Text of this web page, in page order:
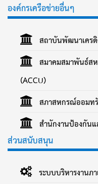
องค์กรเครือข่ายอื่นๆ
สถาบันพัฒนาเคร
สมาคมสมาพันธ์ส
(ACCU)
สภาสหกรณ์ออมท
สำนักงานป้องกัน
ส่วนสนับสนุน
ระบบบริหารงานภ